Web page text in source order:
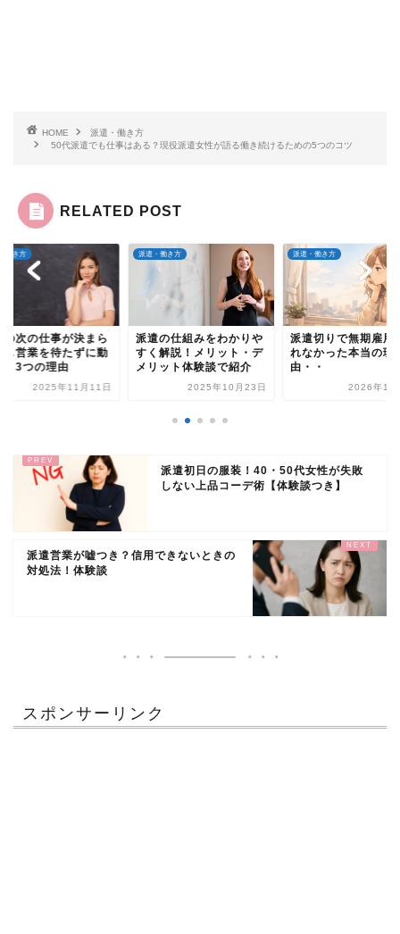
HOME
派遣・働き方
50代派遣でも仕事はある？現役派遣女性が語る働き続けるための5つのコツ
RELATED POST
働き方
の次の仕事が決まら
…営業を待たずに動
き3つの理由
2025年11月11日
派遣・働き方
派遣の仕組みをわかりや
すく解説！メリット・デ
メリット体験談で紹介
2025年10月23日
派遣・働き方
派遣切りで無期雇用
れなかった本当の理
由・・
2026年1
派遣初日の服装！40・50代女性が失敗
しない上品コーデ術【体験談つき】
派遣営業が嘘つき？信用できないときの
対処法！体験談
スポンサーリンク